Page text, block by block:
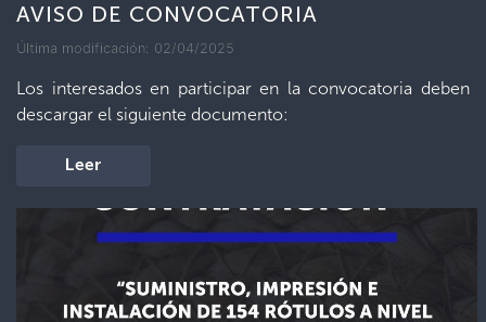
AVISO DE CONVOCATORIA
Última modificación: 02/04/2025
Los interesados en participar en la convocatoria deben
descargar el siguiente documento:
Leer